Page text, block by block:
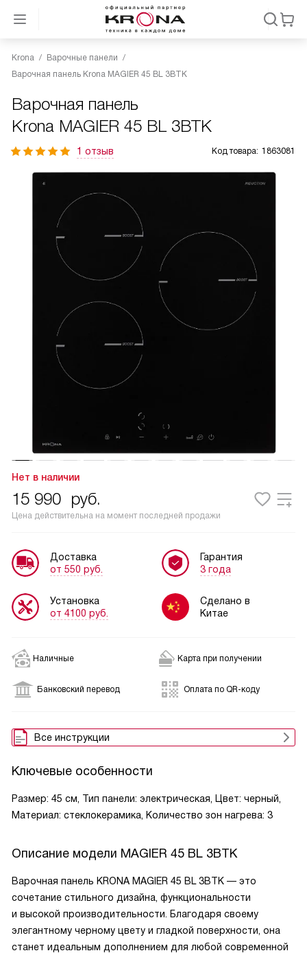
Krona
Варочные панели
Варочная панель Krona MAGIER 45 BL 3BTK
Варочная панель
Krona MAGIER 45 BL 3BTK
1 отзыв Код товара: 1863081
Нет в наличии
15 990 руб.
Цена действительна на момент последней продажи
Доставка
от 550 руб.
Установка
от 4100 руб.
Гарантия
3 года
Сделано в
Китае
Наличные Карта при получении
Банковский перевод Оплата по QR-коду
Все инструкции
Ключевые особенности
Размер: 45 см, Тип панели: электрическая, Цвет: черный,
Материал: стеклокерамика, Количество зон нагрева: 3
Описание модели MAGIER 45 BL 3BTK
Варочная панель KRONA MAGIER 45 BL 3BTK — это
сочетание стильного дизайна, функциональности
и высокой производительности. Благодаря своему
элегантному черному цвету и гладкой поверхности, она
станет идеальным дополнением для любой современной